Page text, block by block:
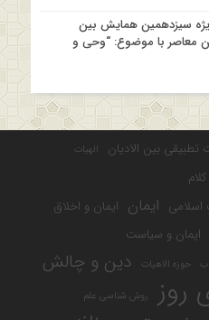
سیزدهمین همایش بین
معاصر با موضوع: “وحی و
تطبیقی بین الادیان الهیات
ایمان ایمان و اخلاق
ایمان و سیاست
حوزه الاهیات دین و چالش
روش شناسی علم